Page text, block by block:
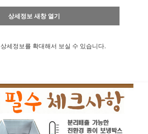
상세정보 새창 열기
상세정보를 확대해서 보실 수 있습니다.